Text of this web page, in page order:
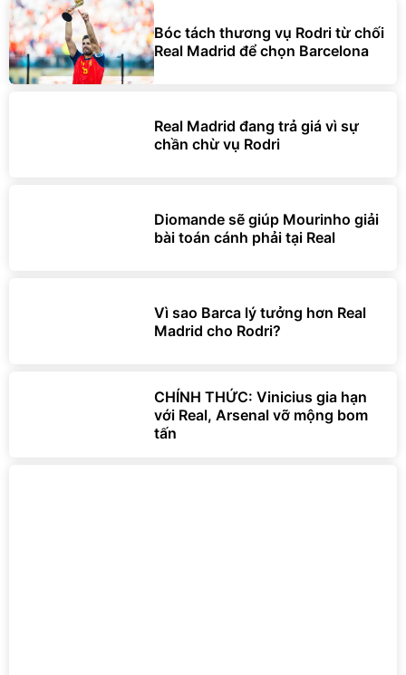
Bóc tách thương vụ Rodri từ chối
Real Madrid để chọn Barcelona
Real Madrid đang trả giá vì sự
chần chừ vụ Rodri
Diomande sẽ giúp Mourinho giải
bài toán cánh phải tại Real
Vì sao Barca lý tưởng hơn Real
Madrid cho Rodri?
CHÍNH THỨC: Vinicius gia hạn
với Real, Arsenal vỡ mộng bom
tấn